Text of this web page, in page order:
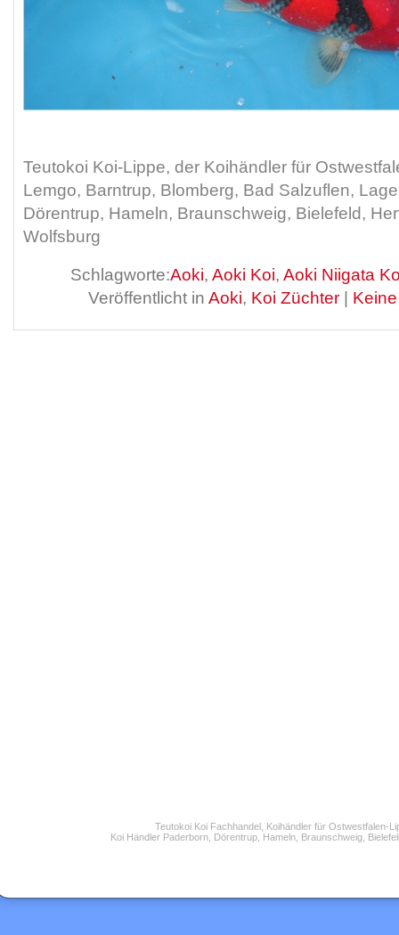
Teutokoi Koi-Lippe, der Koihändler für
Lemgo, Barntrup, Blomberg, Bad Salzuflen,
Dörentrup, Hameln, Braunschweig, Bielefeld,
Wolfsburg
Schlagworte:Aoki, Aoki Koi, Aoki Niigata
Veröffentlicht in Aoki, Koi Züchter|
Teutokoi Koi Fachhandel, Koihändler für Ostwestfalen-
Koi Händler Paderborn, Dörentrup, Hameln, Braunschweig,